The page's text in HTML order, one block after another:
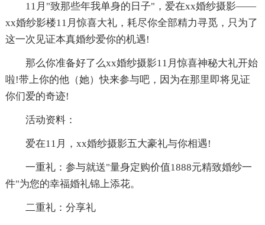
11月"致那些年我单身的日子"，爱在xx婚纱摄影——
xx婚纱影楼11月惊喜大礼，耗尽你全部精力寻觅，只为了
这一次见证本真婚纱爱你的机遇!
那么你准备好了么xx婚纱摄影11月惊喜神秘大礼开始
啦!带上你的他（她）快来参与吧，因为在那里即将见证
你们爱的奇迹!
活动资料：
爱在11月，xx婚纱摄影五大豪礼与你相遇!
一重礼：参与就送"量身定购价值1888元精致婚纱一
件"为您的幸福婚礼锦上添花。
二重礼：分享礼